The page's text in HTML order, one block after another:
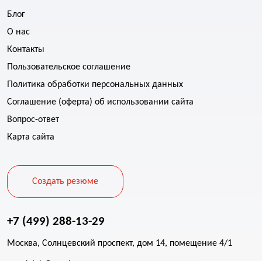
Блог
О нас
Контакты
Пользовательское соглашение
Политика обработки персональных данных
Соглашение (оферта) об использовании сайта
Вопрос-ответ
Карта сайта
Создать резюме
+7 (499) 288-13-29
Москва, Солнцевский проспект, дом 14, помещение 4/1